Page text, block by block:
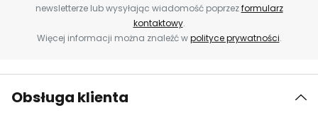
newsletterze lub wysyłając wiadomość poprzezformularz
kontaktowy.
Więcej informacji można znaleźć wpolityce prywatności.
Obsługa klienta